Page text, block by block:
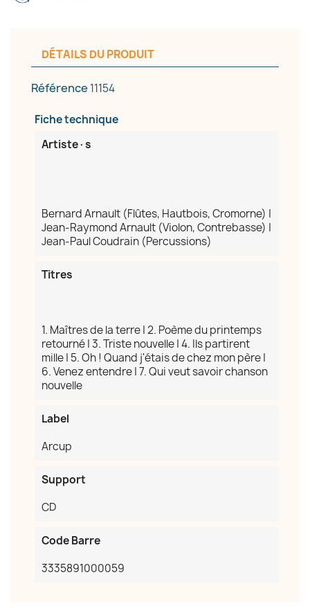
DÉTAILS DU PRODUIT
Référence 11154
Fiche technique
Artiste·s
Bernard Arnault (Flûtes, Hautbois, Cromorne) |
Jean-Raymond Arnault (Violon, Contrebasse) |
Jean-Paul Coudrain (Percussions)
Titres
1. Maîtres de la terre | 2. Poème du printemps
retourné | 3. Triste nouvelle | 4. Ils partirent
mille | 5. Oh ! Quand j'étais de chez mon père |
6. Venez entendre | 7. Qui veut savoir chanson
nouvelle
Label
Arcup
Support
CD
Code Barre
3335891000059
Créer une liste d'envies
Annuler